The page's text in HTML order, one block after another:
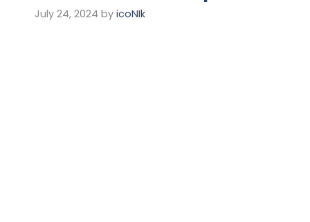
July 24, 2024 by icoNIk